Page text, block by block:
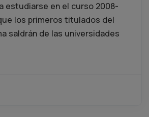
estudiarse en el curso 2008-
los primeros titulados del
saldrán de las universidades